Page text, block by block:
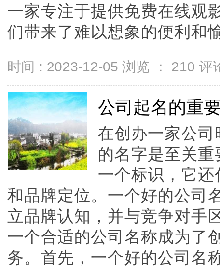
一家专注于提供免费在线观
们带来了难以想象的便利和
时间 : 2023-12-05 浏览 ： 210 评
公司起名的重
在创办一家公
的名字是至关
一个标识，它
和品牌定位。一个好的公司
立品牌认知，并与竞争对手
一个合适的公司名称成为了
务。首先，一个好的公司名